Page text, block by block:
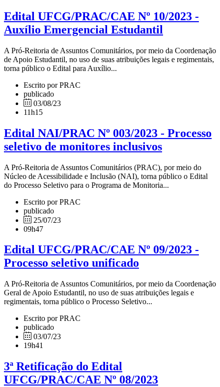
Edital UFCG/PRAC/CAE Nº 10/2023 -
Auxílio Emergencial Estudantil
A Pró-Reitoria de Assuntos Comunitários, por meio da Coordenação
de Apoio Estudantil, no uso de suas atribuições legais e regimentais,
torna público o Edital para Auxílio...
Escrito por PRAC
publicado
03/08/23
11h15
Edital NAI/PRAC Nº 003/2023 - Processo
seletivo de monitores inclusivos
A Pró-Reitoria de Assuntos Comunitários (PRAC), por meio do
Núcleo de Acessibilidade e Inclusão (NAI), torna público o Edital
do Processo Seletivo para o Programa de Monitoria...
Escrito por PRAC
publicado
25/07/23
09h47
Edital UFCG/PRAC/CAE Nº 09/2023 -
Processo seletivo unificado
A Pró-Reitoria de Assuntos Comunitários, por meio da Coordenação
Geral de Apoio Estudantil, no uso de suas atribuições legais e
regimentais, torna público o Processo Seletivo...
Escrito por PRAC
publicado
03/07/23
19h41
3ª Retificação do Edital
UFCG/PRAC/CAE Nº 08/2023